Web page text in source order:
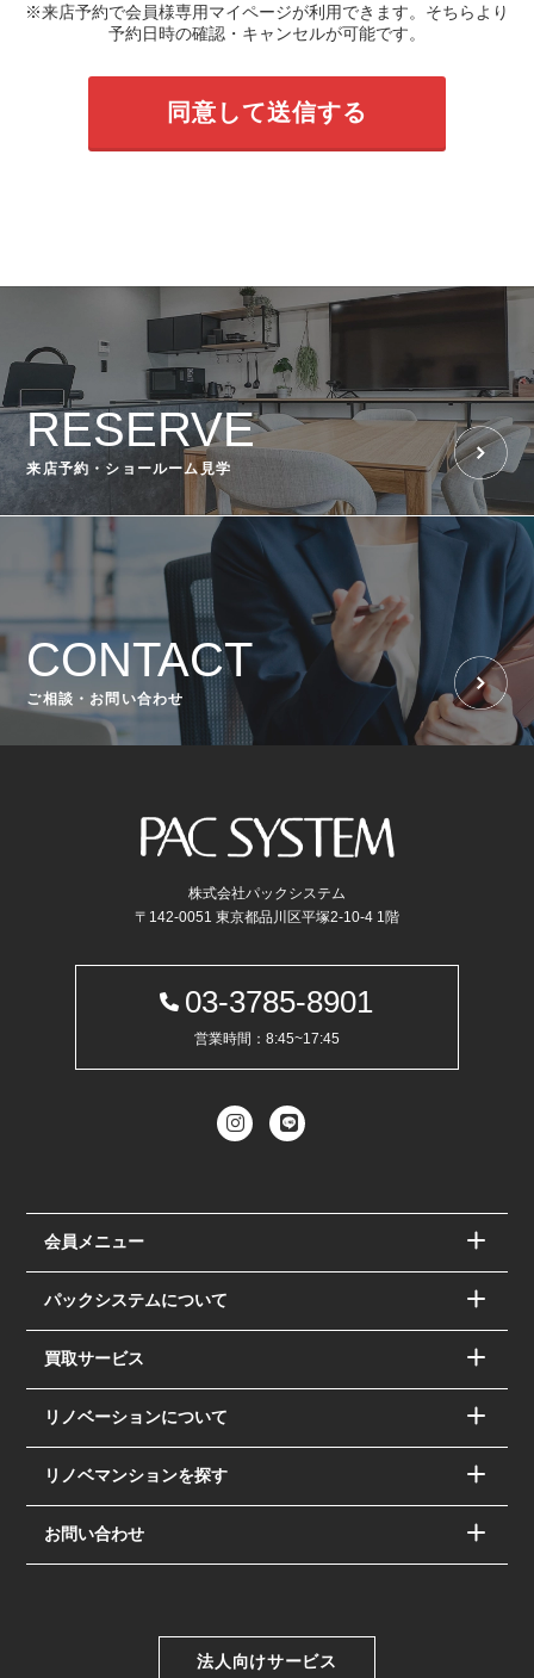
※来店予約で会員様専用マイページが利用できます。そちらより
予約日時の確認・キャンセルが可能です。
RESERVE
来店予約・ショールーム見学
CONTACT
ご相談・お問い合わせ
株式会社パックシステム
〒142-0051 東京都品川区平塚2-10-4 1階
03-3785-8901
営業時間：8:45~17:45
会員メニュー
パックシステムについて
買取サービス
リノベーションについて
リノベマンションを探す
お問い合わせ
法人向けサービス